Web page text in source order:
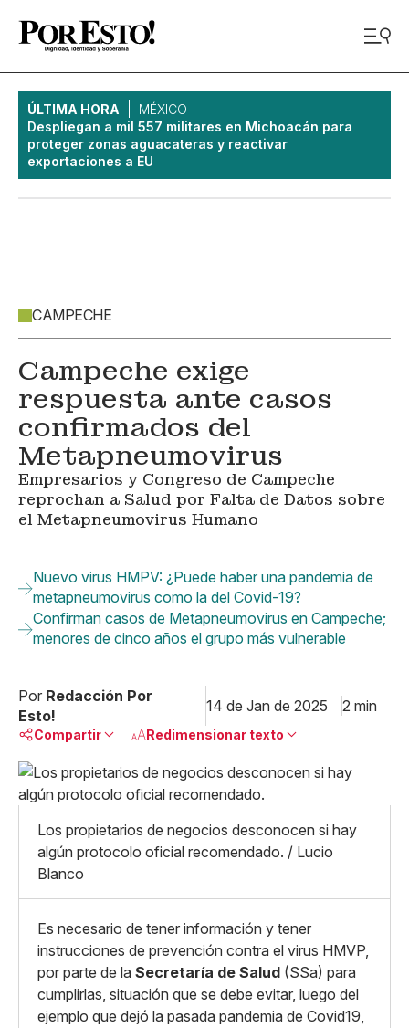
ÚLTIMA HORA
MÉXICO
Despliegan a mil 557 militares en Michoacán para
proteger zonas aguacateras y reactivar
exportaciones a EU
CAMPECHE
Campeche exige
respuesta ante casos
confirmados del
Metapneumovirus
Empresarios y Congreso de Campeche
reprochan a Salud por Falta de Datos sobre
el Metapneumovirus Humano
Nuevo virus HMPV: ¿Puede haber una pandemia de
metapneumovirus como la del Covid-19?
Confirman casos de Metapneumovirus en Campeche;
menores de cinco años el grupo más vulnerable
Por Redacción Por
Esto!
14 de Jan de 2025 2 min
Compartir
Linkedin
Facebook
X
Whatsapp
Copiar enlace
Redimensionar texto
Mediano
Grande
Los propietarios de negocios desconocen si hay
algún protocolo oficial recomendado. / Lucio
Blanco
Es necesario de tener información y tener
instrucciones de prevención contra el virus HMVP,
por parte de la Secretaría de Salud (SSa) para
cumplirlas, situación que se debe evitar, luego del
ejemplo que dejó la pasada pandemia de Covid19,